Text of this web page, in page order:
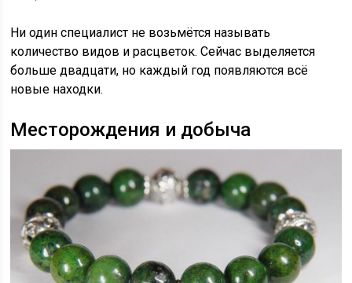
Ни один специалист не возьмётся называть
количество видов и расцветок. Сейчас выделяется
больше двадцати, но каждый год появляются всё
новые находки.
Месторождения и добыча